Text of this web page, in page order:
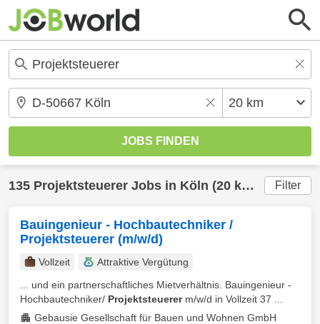
135 Projektsteuerer Jobs in Köln (20 km) gefunden Filter
Bauingenieur - Hochbautechniker /
Projektsteuerer (m/w/d)
Vollzeit
Attraktive Vergütung
... und ein partnerschaftliches Mietverhältnis. Bauingenieur -
Hochbautechniker/ Projektsteuererm/w/d in Vollzeit 37 ...
Gebausie Gesellschaft für Bauen und Wohnen GmbH